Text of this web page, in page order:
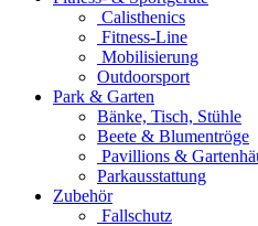
Calisthenics
Fitness-Line
Mobilisierung
Outdoorsport
Park & Garten
Bänke, Tisch, Stühle
Beete & Blumentröge
Pavillions &
Parkausstattung
Zubehör
Fallschutz